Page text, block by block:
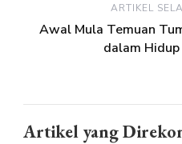
ARTIKEL
Awal Mula Temuan
dalam
Artikel yang